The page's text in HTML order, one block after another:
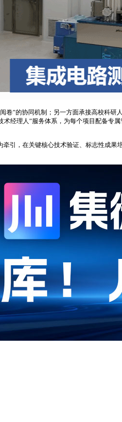
”的协同机制；另一方面承接高校科研
经理人”服务体系，为每个项目配备专
引，在关键核心技术验证、标志性成果